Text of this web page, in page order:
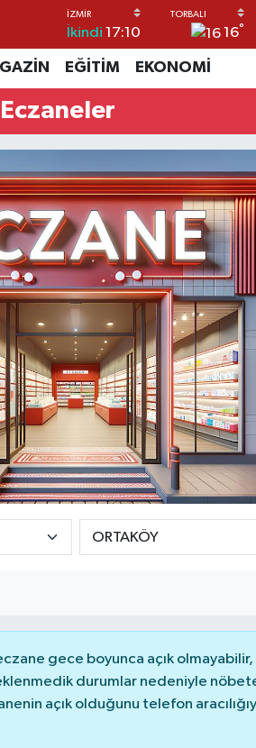
İkindi 17:10 16°
EĞİTİM EKONOMİ
gece boyunca açık olmayabilir,
durumlar nedeniyle
açık olduğunu telefon